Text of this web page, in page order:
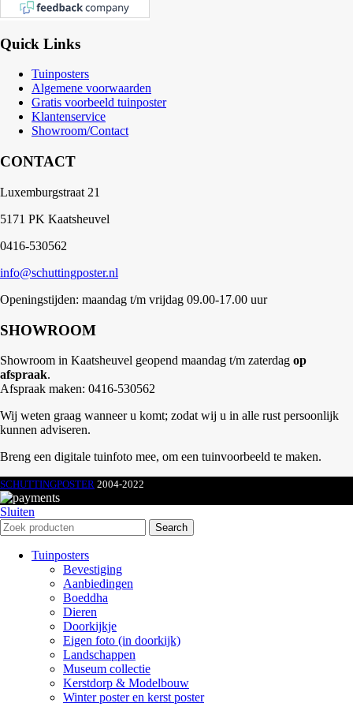
Quick Links
Tuinposters
Algemene voorwaarden
Gratis voorbeeld tuinposter
Klantenservice
Showroom/Contact
CONTACT
Luxemburgstraat 21
5171 PK Kaatsheuvel
0416-530562
info@schuttingposter.nl
Openingstijden: maandag t/m vrijdag 09.00-17.00 uur
SHOWROOM
Showroom in Kaatsheuvel geopend maandag t/m zaterdag op
afspraak.
Afspraak maken: 0416-530562
Wij weten graag wanneer u komt; zodat wij u in alle rust persoonlijk
kunnen adviseren.
Breng een digitale tuinfoto mee, om een tuinvoorbeeld te maken.
SCHUTTINGPOSTER 2004-2022
Sluiten
Search
Tuinposters
Bevestiging
Aanbiedingen
Boeddha
Dieren
Doorkijkje
Eigen foto (in doorkijk)
Landschappen
Museum collectie
Kerstdorp & Modelbouw
Winter poster en kerst poster